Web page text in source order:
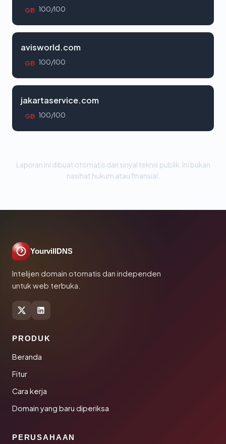
GB 100/100
avisworld.com
GB 100/100
jakartaservice.com
GB 100/100
Laporan ini dibuat otomatis dari sinyal teknis publik. Ini bukan
nasihat hukum atau finansial.
YourvillDNS
Intelijen domain otomatis dan independen
untuk web terbuka.
PRODUK
Beranda
Fitur
Cara kerja
Domain yang baru diperiksa
PERUSAHAAN